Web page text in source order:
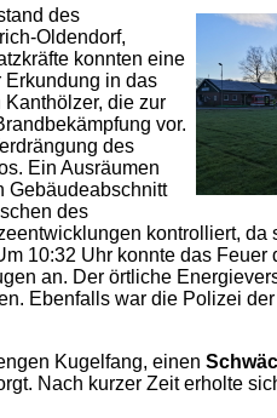
des
Oldendorf,
konnten eine
Erkundung in das
die zur
vor.
des
Ein Ausräumen
Gebäudeabschnitt
des
kontrolliert, da
10:32 Uhr konnte das Feuer
an. Der örtliche
Ebenfalls war die Polizei
Kugelfang, einen
Nach kurzer Zeit erholte